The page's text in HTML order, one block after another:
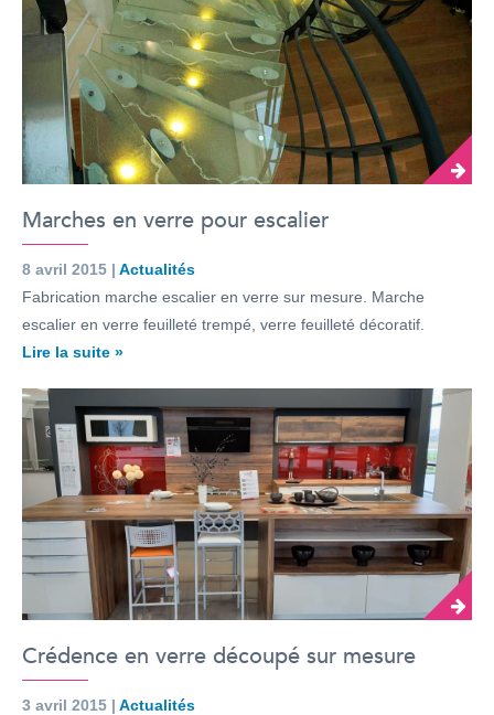
Marches en verre pour escalier
8 avril 2015 | Actualités
Fabrication marche escalier en verre sur mesure. Marche
escalier en verre feuilleté trempé, verre feuilleté décoratif.
Lire la suite »
Crédence en verre découpé sur mesure
3 avril 2015 | Actualités